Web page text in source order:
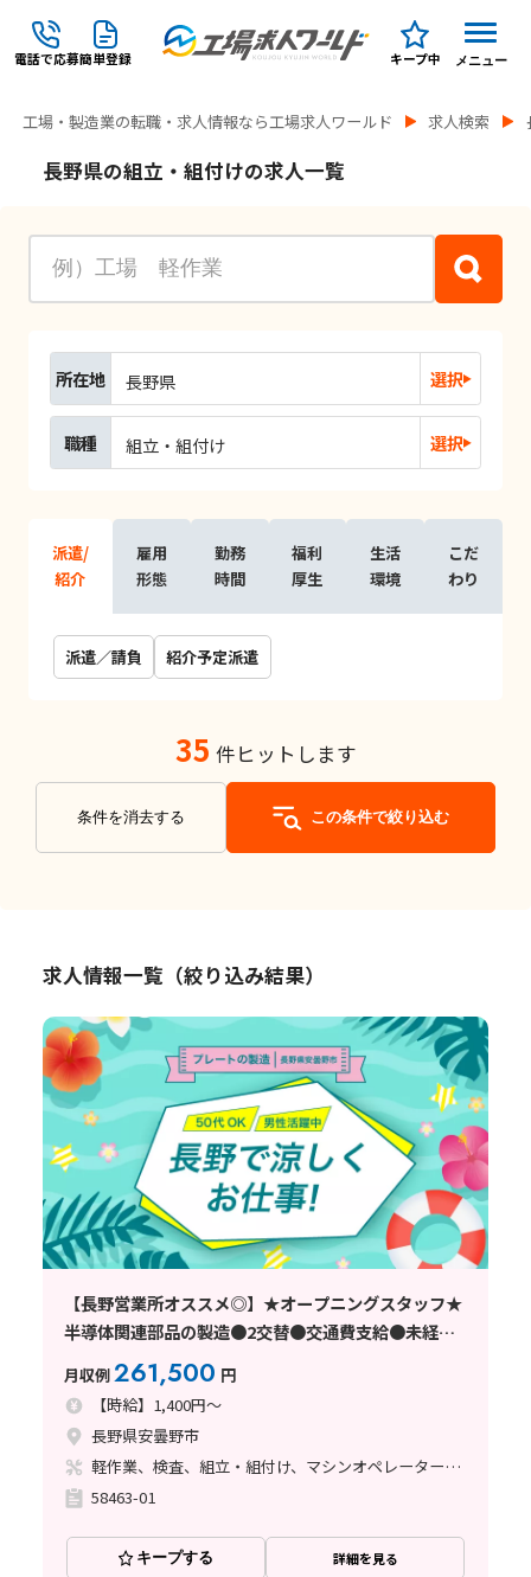
電話で応募簡単登録 キープ中 メニュー
工場・製造業の転職・求人情報なら工場求人ワールド 求人検索
長野県の組立・組付けの求人一覧
所在地 長野県 選択
職種 組立・組付け 選択
派遣/
紹介
雇用
形態
勤務
時間
福利
厚生
生活
環境
こだ
わり
派遣／請負 紹介予定派遣
35 件ヒットします
条件を消去する この条件で絞り込む
求人情報一覧（絞り込み結果）
【長野営業所オススメ◎】★オープニングスタッフ★
半導体関連部品の製造●2交替●交通費支給●未経験
月収例261,500 円
【時給】1,400円～
長野県安曇野市
軽作業、検査、組立・組付け、マシンオペレーター、クリーンルーム、立ち作業
58463-01
キープする 詳細を見る